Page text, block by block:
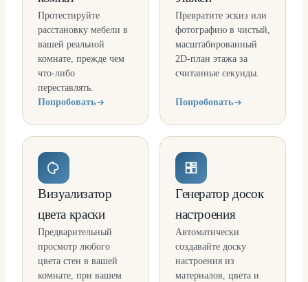
Протестируйте
расстановку мебели в
вашей реальной
комнате, прежде чем
что-либо
переставлять.
Попробовать
Превратите эскиз или
фотографию в чистый,
масштабированный
2D-план этажа за
считанные секунды.
Попробовать
Визуализатор
цвета краски
Предварительный
просмотр любого
цвета стен в вашей
комнате, при вашем
Генератор досок
настроения
Автоматически
создавайте доску
настроения из
материалов, цвета и